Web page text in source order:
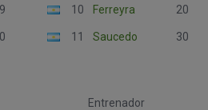
10 Ferreyra 20
11 Saucedo 30
Entrenador